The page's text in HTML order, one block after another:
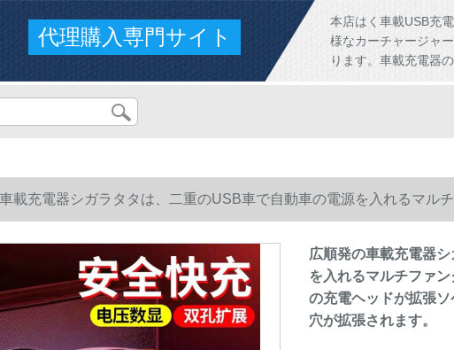
代理購入専門サイト
本店はく車載USB充
様なカーチャージャ
ります。車載充電器
載充電器シガラタタは、二重のUSB車で自動車の電源を入れるマル
電ヘッドが拡張ソケットに充電されます。電圧モニタ+二重の穴が拡
広順発の車載充電器
を入れるマルチファ
の充電ヘッドが拡張
穴が拡張されます。